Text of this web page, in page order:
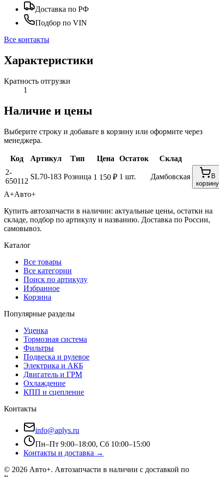
Доставка по РФ
Подбор по VIN
Все контакты
Характеристики
Кратность отгрузки
1
Наличие и цены
Выберите строку и добавьте в корзину или оформите через
менеджера.
Код Артикул Тип Цена Остаток
Склад
2-
650112
SL70-183 Розница 1 150 ₽ 1 шт. Дамбовская
В
корзину
А+Авто+
Купить автозапчасти в наличии: актуальные цены, остатки на
складе, подбор по артикулу и названию. Доставка по России,
самовывоз.
Каталог
Все товары
Все категории
Поиск по артикулу
Избранное
Корзина
Популярные разделы
Уценка
Тормозная система
Фильтры
Подвеска и рулевое
Электрика и АКБ
Двигатель и ГРМ
Охлаждение
КПП и сцепление
Контакты
info@aplys.ru
Пн–Пт 9:00–18:00, Сб 10:00–15:00
Контакты и доставка →
© 2026 Авто+. Автозапчасти в наличии с доставкой по